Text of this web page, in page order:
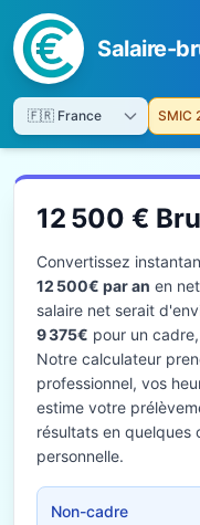
Salaire-
SMIC
12 500 €
Convertissez
12 500€ par an en
salaire net serait
9 375€ pour un
Notre calculateur
professionnel, vos
estime votre
résultats en quelques
personnelle.
Non-cadre